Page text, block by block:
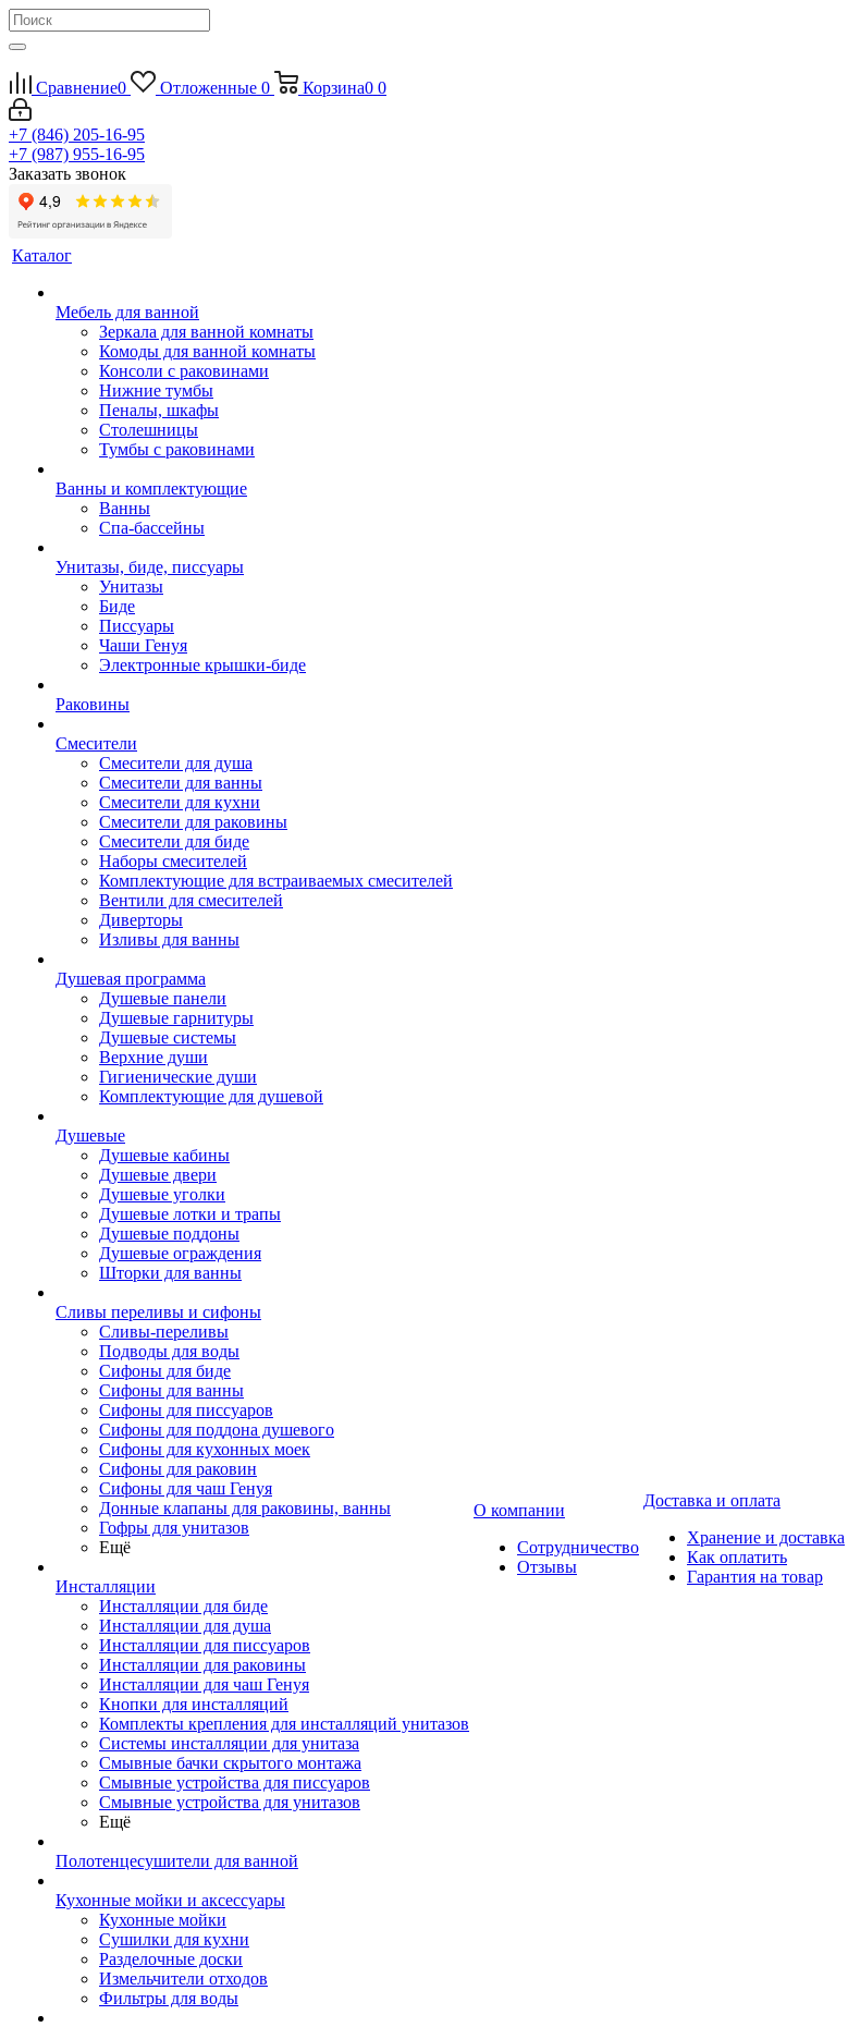
Сравнение0 Отложенные 0 Корзина0 0
+7 (846) 205-16-95
+7 (987) 955-16-95
Заказать звонок
Каталог
Мебель для ванной
Зеркала для ванной комнаты
Комоды для ванной комнаты
Консоли с раковинами
Нижние тумбы
Пеналы, шкафы
Столешницы
Тумбы с раковинами
Ванны и комплектующие
Ванны
Спа-бассейны
Унитазы, биде, писсуары
Унитазы
Биде
Писсуары
Чаши Генуя
Электронные крышки-биде
Раковины
Смесители
Смесители для душа
Смесители для ванны
Смесители для кухни
Смесители для раковины
Смесители для биде
Наборы смесителей
Комплектующие для встраиваемых смесителей
Вентили для смесителей
Диверторы
Изливы для ванны
Душевая программа
Душевые панели
Душевые гарнитуры
Душевые системы
Верхние души
Гигиенические души
Комплектующие для душевой
Душевые
Душевые кабины
Душевые двери
Душевые уголки
Душевые лотки и трапы
Душевые поддоны
Душевые ограждения
Шторки для ванны
Сливы переливы и сифоны
Сливы-переливы
Подводы для воды
Сифоны для биде
Сифоны для ванны
Сифоны для писсуаров
Сифоны для поддона душевого
Сифоны для кухонных моек
Сифоны для раковин
Сифоны для чаш Генуя
Донные клапаны для раковины, ванны
Гофры для унитазов
Ещё
Инсталляции
Инсталляции для биде
Инсталляции для душа
Инсталляции для писсуаров
Инсталляции для раковины
Инсталляции для чаш Генуя
Кнопки для инсталляций
Комплекты крепления для инсталляций унитазов
Системы инсталляции для унитаза
Смывные бачки скрытого монтажа
Смывные устройства для писсуаров
Смывные устройства для унитазов
Ещё
Полотенцесушители для ванной
Кухонные мойки и аксессуары
Кухонные мойки
Сушилки для кухни
Разделочные доски
Измельчители отходов
Фильтры для воды
О компании
Сотрудничество
Отзывы
Доставка и оплата
Хранение и доставка
Как оплатить
Гарантия на товар